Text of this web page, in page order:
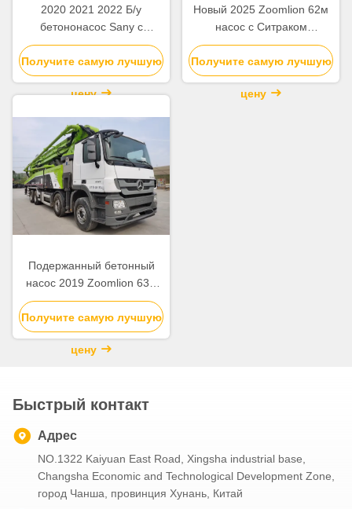
2020 2021 2022 Б/у
бетононасос Sany с
вылетом стрелы 62 м на
шасси Beton
Получите самую лучшую
цену
Новый 2025 Zoomlion 62м
насос с Ситраком
ZLJ5461THBKF
Получите самую лучшую
цену
Подержанный бетонный
насос 2019 Zoomlion 63м
Насосный грузовик
ZLJ5440THBBE Для
продажи
Получите самую лучшую
цену
Быстрый контакт
Адрес
NO.1322 Kaiyuan East Road, Xingsha industrial base,
Changsha Economic and Technological Development Zone,
город Чанша, провинция Хунань, Китай